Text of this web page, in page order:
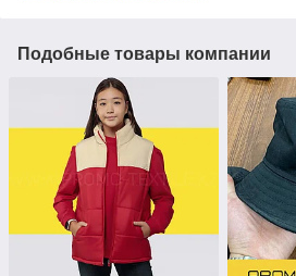
Подобные товары компании